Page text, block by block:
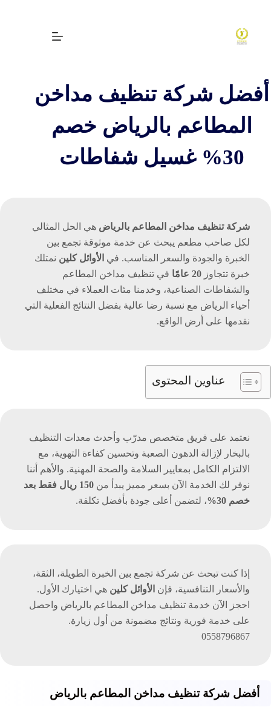
المحتوى
أفضل شركة تنظيف مداخن
المطاعم بالرياض خصم
30% غسيل شفاطات
شركة تنظيف مداخن المطاعم بالرياض هي الحل المثالي
لكل صاحب مطعم يبحث عن خدمة موثوقة تجمع بين
الخبرة والجودة والسعر المناسب. في الأوائل كلين نمتلك
خبرة تتجاوز 20 عامًا
في تنظيف مداخن المطاعم
والشفاطات الصناعية، وخدمنا مئات العملاء في مختلف
أحياء الرياض مع نسبة رضا عالية بفضل النتائج الفعلية التي
نقدمها على أرض الواقع.
عناوين المحتوى
نعتمد على فريق متخصص مدرّب وأحدث معدات التنظيف
بالبخار لإزالة الدهون الصعبة وتحسين كفاءة التهوية، مع
الالتزام الكامل بمعايير السلامة والصحة المهنية. والأهم أننا
نوفر لك الخدمة الآن بسعر مميز يبدأ من
150 ريال فقط بعد
خصم 30%
، لتضمن أعلى جودة بأفضل تكلفة.
إذا كنت تبحث عن شركة تجمع بين الخبرة الطويلة، الثقة،
والأسعار التنافسية، فإن الأوائل كلين هي اختيارك الأول.
احجز الآن خدمة تنظيف مداخن المطاعم بالرياض واحصل
على خدمة فورية ونتائج مضمونة من أول زيارة.
0558796867
أفضل شركة تنظيف مداخن المطاعم بالرياض